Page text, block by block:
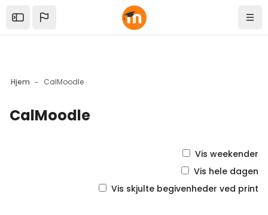
Skip to sidebar navigation menu
Skip to mobile navigation menu
Skip to top bar navigation menu
Open the sidebar
Hjem CalMoodle
CalMoodle
Vis weekender
Vis hele dagen
Vis skjulte begivenheder ved print